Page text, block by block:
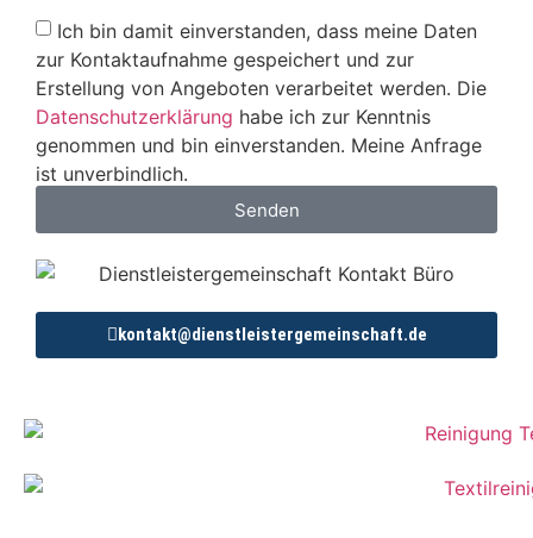
Ich bin damit einverstanden, dass meine Daten
zur Kontaktaufnahme gespeichert und zur
Erstellung von Angeboten verarbeitet werden. Die
Datenschutzerklärung habe ich zur Kenntnis
genommen und bin einverstanden. Meine Anfrage
ist unverbindlich.
Senden
kontakt@dienstleistergemeinschaft.de